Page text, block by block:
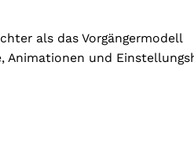
als das Vorgängermodell
und